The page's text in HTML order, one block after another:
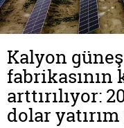
Kalyon
fabrikasının
arttırılıyor:
dolar